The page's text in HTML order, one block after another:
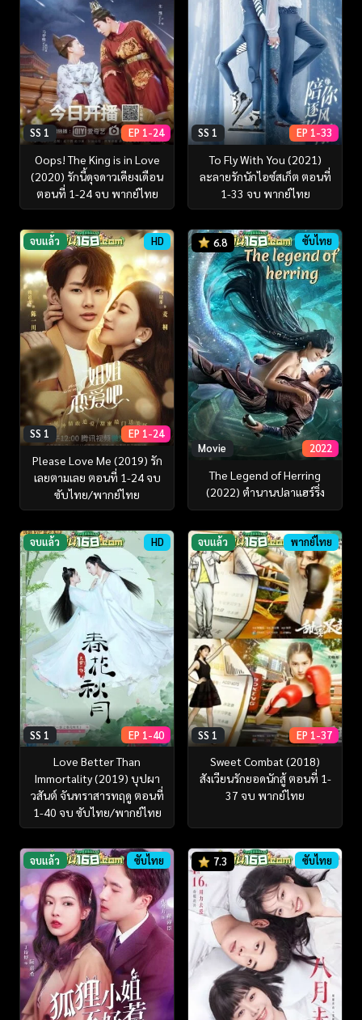
SS 1 EP 1-24
Oops! The King is in Love
(2020) รักนี้ดุจดาวเคียงเดือน
ตอนที่ 1-24 จบ พากย์ไทย
SS 1 EP 1-33
To Fly With You (2021)
ละลายรักนักไอซ์สเก็ต ตอนที่
1-33 จบ พากย์ไทย
จบแล้ว HD
SS 1 EP 1-24
Please Love Me (2019) รัก
เลยตามเลย ตอนที่ 1-24 จบ
ซับไทย/พากย์ไทย
6.8 ซับไทย
Movie 2022
The Legend of Herring
(2022) ตำนานปลาแฮร์ริ่ง
จบแล้ว HD
SS 1 EP 1-40
Love Better Than
Immortality (2019) บุปผา
วสันต์ จันทราสารทฤดู ตอนที่
1-40 จบ ซับไทย/พากย์ไทย
จบแล้ว พากย์ไทย
SS 1 EP 1-37
Sweet Combat (2018)
สังเวียนรักยอดนักสู้ ตอนที่ 1-
37 จบ พากย์ไทย
จบแล้ว ซับไทย 7.3 ซับไทย